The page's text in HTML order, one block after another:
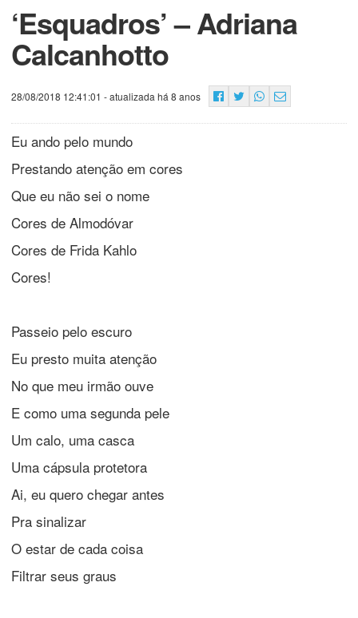
‘Esquadros’ – Adriana
Calcanhotto
28/08/2018 12:41:01 - atualizada há 8 anos
Eu ando pelo mundo
Prestando atenção em cores
Que eu não sei o nome
Cores de Almodóvar
Cores de Frida Kahlo
Cores!
Passeio pelo escuro
Eu presto muita atenção
No que meu irmão ouve
E como uma segunda pele
Um calo, uma casca
Uma cápsula protetora
Ai, eu quero chegar antes
Pra sinalizar
O estar de cada coisa
Filtrar seus graus